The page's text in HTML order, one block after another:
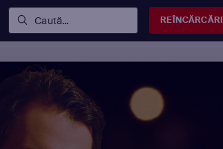
Caută... REÎNCĂRCĂRI